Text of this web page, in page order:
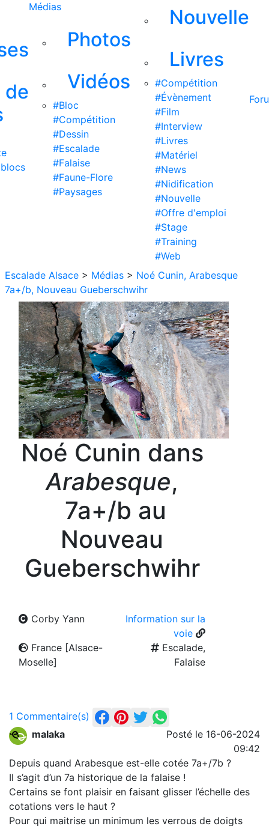
de
Médias
Photos
Vidéos
#Bloc
#Compétition
#Dessin
#Escalade
#Falaise
#Faune-Flore
#Paysages
Nouvelle
Livres
#Compétition
#Évènement
#Film
#Interview
#Livres
#Matériel
#News
#Nidification
#Nouvelle
#Offre d'emploi
#Stage
#Training
#Web
Escalade Alsace > Médias > Noé Cunin, Arabesque
7a+/b, Nouveau Gueberschwihr
Noé Cunin dans
Arabesque,
7a+/b au
Nouveau
Gueberschwihr
Corby Yann
Information sur la
voie
France [Alsace-
Moselle]
Escalade,
Falaise
1 Commentaire(s)
malaka
Posté le 16-06-2024
09:42
Depuis quand Arabesque est-elle cotée 7a+/7b ?
Il s’agit d’un 7a historique de la falaise !
Certains se font plaisir en faisant glisser l’échelle des
cotations vers le haut ?
Pour qui maitrise un minimum les verrous de doigts